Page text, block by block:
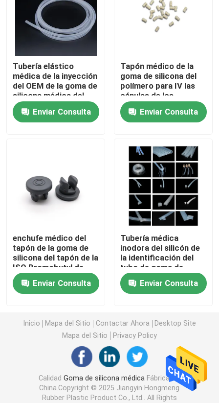
Control de Calidad
Contacto
Solicitar una cotización
Goma de silicona médica
Émbolo de goma de la jeringuilla
Accesorios de la jeringuilla
Accesorios de la colección de la sangre
Tapón de la goma butílica
Goma butílica halogenada
Tubo médico del silicón
Tubo de drenaje
Tubería elástico
médica de la inyección
del OEM de la goma de
silicona médica del
tubo
Enviar Consulta
Tapón médico de la
goma de silicona del
polímero para IV las
cánulas de los
catéteres
Enviar Consulta
enchufe médico del
tapón de la goma de
silicona del tapón de la
ISO Bromobutyl de
20m m
Enviar Consulta
Tubería médica
inodora del silicón de
la identificación del
tubo de goma de
silicona 2m m
Enviar Consulta
Inicio Mapa del Sitio Contactar Ahora
Desktop Site
Mapa del Sitio
Privacy Policy
CalidadGoma de silicona médica Fábrica De
China.Copyright © 2025 Jiangyin Hongmeng
Rubber Plastic Product Co., Ltd.. All Rights